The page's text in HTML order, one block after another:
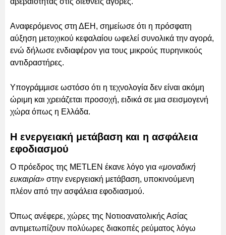
Αναφερόμενος στη ΔΕΗ, σημείωσε ότι η πρόσφατη
αύξηση μετοχικού κεφαλαίου ωφελεί συνολικά την αγορά,
ενώ δήλωσε ενδιαφέρον για τους μικρούς πυρηνικούς
αντιδραστήρες.
Υπογράμμισε ωστόσο ότι η τεχνολογία δεν είναι ακόμη
ώριμη και χρειάζεται προσοχή, ειδικά σε μια σεισμογενή
χώρα όπως η Ελλάδα.
Η ενεργειακή μετάβαση και η ασφάλεια
εφοδιασμού
Ο πρόεδρος της METLEN έκανε λόγο για «μοναδική
ευκαιρία» στην ενεργειακή μετάβαση, υποκινούμενη
πλέον από την ασφάλεια εφοδιασμού.
Όπως ανέφερε, χώρες της Νοτιοανατολικής Ασίας
αντιμετωπίζουν πολύωρες διακοπές ρεύματος λόγω